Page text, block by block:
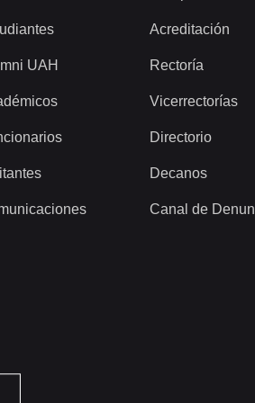
UAH
Acreditación
Rectoría
Vicerrectorías
Directorio
Decanos
Canal de